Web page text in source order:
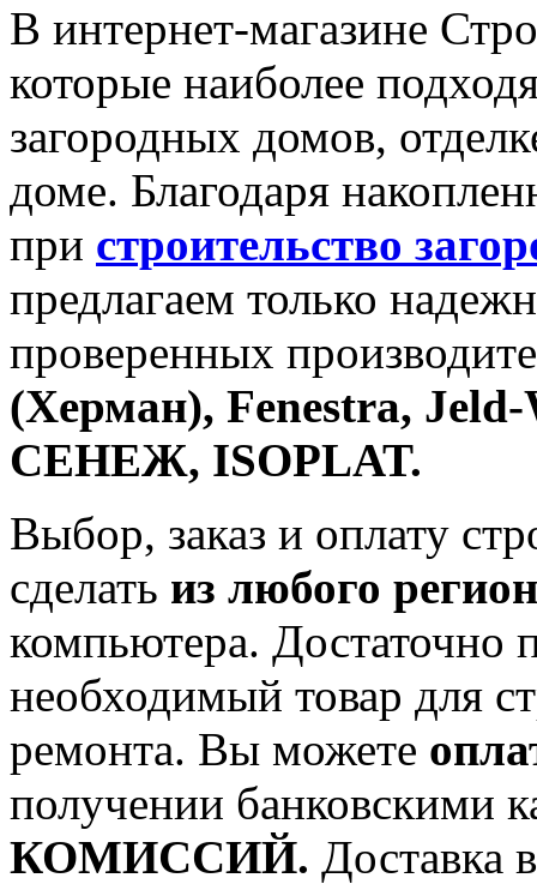
В интернет-магазине
которые наиболее
загородных домов,
доме. Благодаря
при строительство
предлагаем только
проверенных
(Херман), Fenestra,
СЕНЕЖ, ISOPLAT.
Выбор, заказ и оплату
сделать из любого
компьютера. Достаточно
необходимый товар для
ремонта. Вы можете
получении банковскими
КОМИССИЙ.